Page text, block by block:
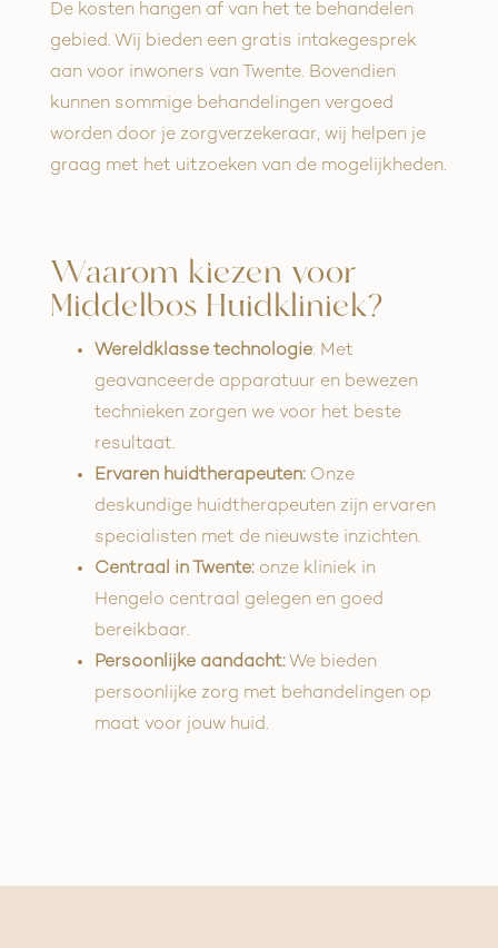
De kosten hangen af van het te behandelen
gebied. Wij bieden een gratis intakegesprek
aan voor inwoners van Twente. Bovendien
kunnen sommige behandelingen vergoed
worden door je zorgverzekeraar, wij helpen je
graag met het uitzoeken van de mogelijkheden.
Waarom kiezen voor
Middelbos Huidkliniek?
Wereldklasse technologie: Met
geavanceerde apparatuur en bewezen
technieken zorgen we voor het beste
resultaat.
Ervaren huidtherapeuten:Onze
deskundige huidtherapeuten zijn ervaren
specialisten met de nieuwste inzichten.
Centraal in Twente:onze kliniek in
Hengelo centraal gelegen en goed
bereikbaar.
Persoonlijke aandacht:We bieden
persoonlijke zorg met behandelingen op
maat voor jouw huid.